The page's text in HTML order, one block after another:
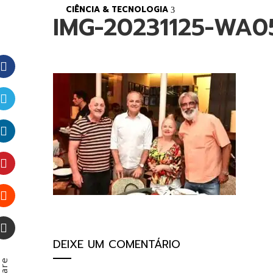
CIÊNCIA & TECNOLOGIA
IMG-20231125-
Facebook
Twitter
LinkedIn
Pinterest
Stumbleupon
DEIXE UM COMENTÁRIO